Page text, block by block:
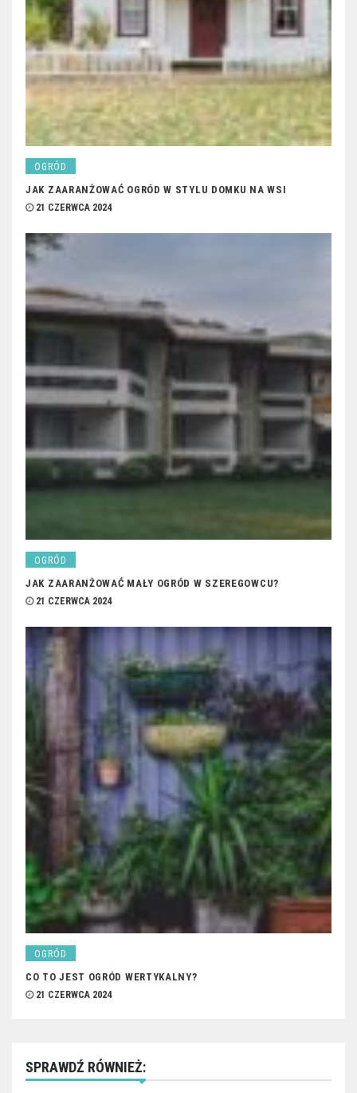
OGRÓD
JAK ZAARANŻOWAĆ OGRÓD W STYLU DOMKU NA WSI
21 CZERWCA 2024
OGRÓD
JAK ZAARANŻOWAĆ MAŁY OGRÓD W SZEREGOWCU?
21 CZERWCA 2024
OGRÓD
CO TO JEST OGRÓD WERTYKALNY?
21 CZERWCA 2024
SPRAWDŹ RÓWNIEŻ: